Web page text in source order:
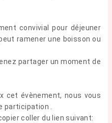
convivial pour déjeuner
ramener une boisson ou
partager un moment de
cet évènement, nous vous
participation .
coller du lien suivant: